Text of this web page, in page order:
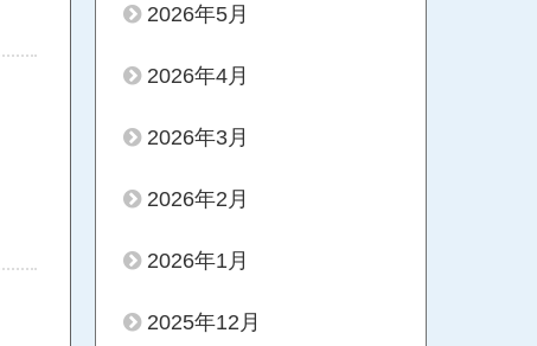
2026年5月
2026年4月
2026年3月
2026年2月
2026年1月
2025年12月